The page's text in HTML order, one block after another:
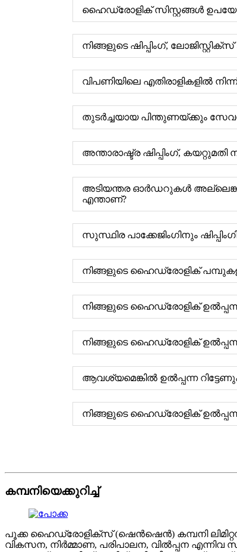
ഹൈഡ്രോളിക് സിസ്റ്റങ്ങൾ
നിങ്ങളുടെ ഷിപ്പിംഗ്,
വിപണിയിലെ എതിരാളികളിൽ
തുടർച്ചയായ പിന്തുണയ്ക്കും
അന്താരാഷ്ട്ര ഷിപ്പിംഗ്,
അടിയന്തര ഓർഡറുകൾ
എന്താണ്?
സുസ്ഥിര പാക്കേജിംഗിനും
നിങ്ങളുടെ ഹൈഡ്രോളിക്
നിങ്ങളുടെ ഹൈഡ്രോളിക്
നിങ്ങളുടെ ഹൈഡ്രോളിക്
ആവശ്യമെങ്കിൽ ഉൽപ്പന്ന
നിങ്ങളുടെ ഹൈഡ്രോളിക്
കമ്പനിയെക്കുറിച്ച്
പൂക്ക ഹൈഡ്രോളിക്സ് (ഷെൻഷെൻ) കമ്പനി
വികസന, നിർമ്മാണ, പരിപാലന, വിൽപ്പന